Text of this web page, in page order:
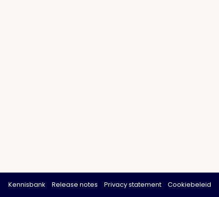
Kennisbank Release notes Privacy statement Cookiebeleid